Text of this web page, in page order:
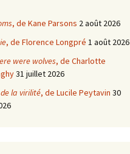
, de Kane Parsons 2 août 2026
, de Florence Longpré 1 août 2026
were wolves, de Charlotte
31 juillet 2026
la virilité, de Lucile Peytavin 30